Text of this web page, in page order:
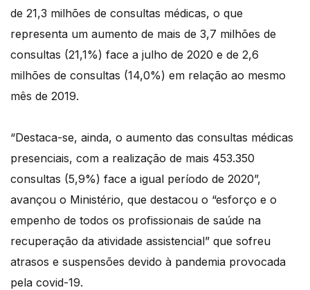
de 21,3 milhões de consultas médicas, o que
representa um aumento de mais de 3,7 milhões de
consultas (21,1%) face a julho de 2020 e de 2,6
milhões de consultas (14,0%) em relação ao mesmo
mês de 2019.
“Destaca-se, ainda, o aumento das consultas médicas
presenciais, com a realização de mais 453.350
consultas (5,9%) face a igual período de 2020”,
avançou o Ministério, que destacou o “esforço e o
empenho de todos os profissionais de saúde na
recuperação da atividade assistencial” que sofreu
atrasos e suspensões devido à pandemia provocada
pela covid-19.